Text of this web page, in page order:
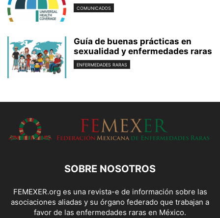
COMUNICADOS
Guía de buenas prácticas en
sexualidad y enfermedades raras
ENFERMEDADES RARAS
SOBRE NOSOTROS
FEMEXER.org es una revista-e de información sobre las
asociaciones aliadas y su órgano federado que trabajan a
favor de las enfermedades raras en México.